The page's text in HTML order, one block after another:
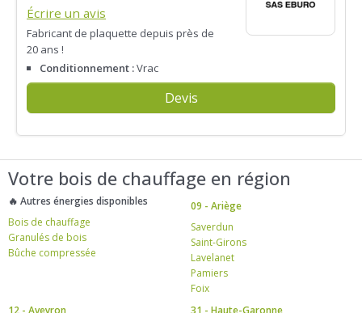
Écrire un avis
Fabricant de plaquette depuis près de
20 ans !
Conditionnement :Vrac
Devis
Votre bois de chauffage en région
🔥 Autres énergies disponibles
Bois de chauffage
Granulés de bois
Bûche compressée
09 - Ariège
Saverdun
Saint-Girons
Lavelanet
Pamiers
Foix
12 - Aveyron
31 - Haute-Garonne